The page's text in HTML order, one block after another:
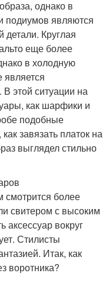
однако в
подиумов являются
детали. Круглая
еще более
в холодную
является
этой ситуации на
как шарфики и
подобные
завязать платок на
выглядел стильно
смотрится более
свитером с высоким
аксессуар вокруг
Стилисты
Итак, как
воротника?